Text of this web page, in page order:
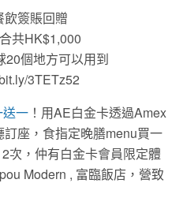
飲簽賬回贈
共HK$1,000
20個地方可以用到
3TETz52
送一 ！用AE白金卡透過Amex
座，食指定晚膳menu買一
次，仲有白金卡會員限定體
Modern , 富臨飯店，營致